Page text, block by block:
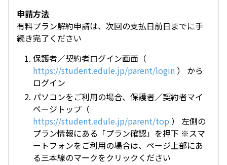
申請方法
有料プラン解約申請は、次回の支払日前日までに手
続き完了ください
保護者／契約者ログイン画面（
https://student.edule.jp/parent/login ） から
ログイン
パソコンをご利用の場合、保護者／契約者マイ
ページトップ（
https://student.edule.jp/parent/top ） 左側の
プラン情報にある「プラン確認」を押下 ※スマ
ートフォンをご利用の場合は、ページ上部にあ
る三本線のマークをクリックください